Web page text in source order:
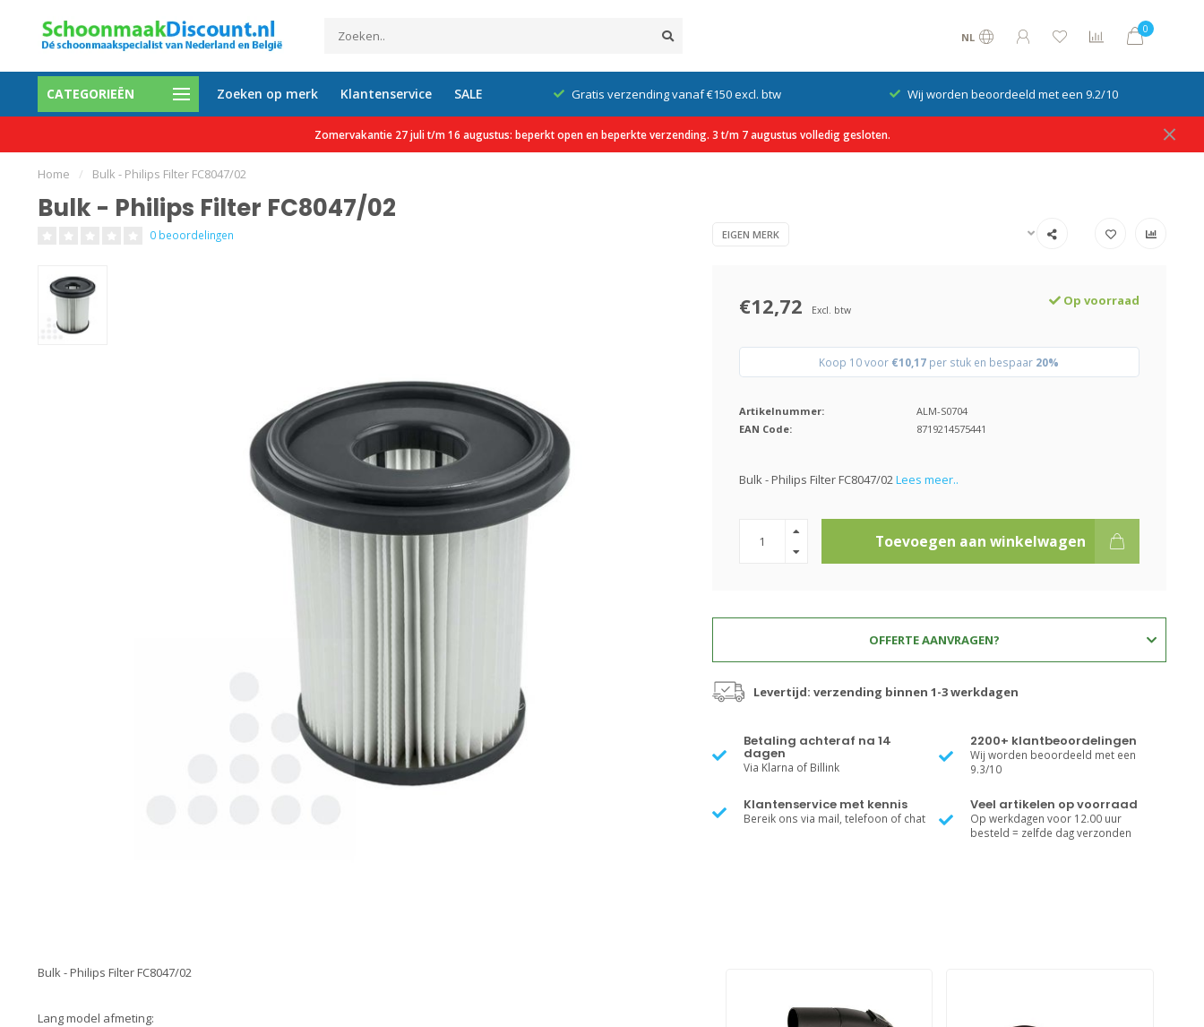
NL
0
CATEGORIEËN Zoeken op merk Klantenservice SALE
mogelijk Al meer dan 35.000 tevreden klanten Gratis verzending vanaf €150 excl. btw Wij worden beoordeeld met een 9.2/10
Zomervakantie 27 juli t/m 16 augustus: beperkt open en beperkte verzending. 3 t/m 7 augustus volledig gesloten.
Home / Bulk - Philips Filter FC8047/02
Bulk - Philips Filter FC8047/02
0 beoordelingen EIGEN MERK
€12,72 Excl. btw
Op voorraad
Koop 10 voor €10,17 per stuk en bespaar 20%
Artikelnummer:
ALM-S0704
EAN Code:
8719214575441
Bulk - Philips Filter FC8047/02Lees meer..
Toevoegen aan winkelwagen
OFFERTE AANVRAGEN?
Levertijd: verzending binnen 1-3 werkdagen
Betaling achteraf na 14
dagen
Via Klarna of Billink
2200+ klantbeoordelingen
Wij worden beoordeeld met een
9.3/10
Klantenservice met kennis
Bereik ons via mail, telefoon of chat
Veel artikelen op voorraad
Op werkdagen voor 12.00 uur
besteld = zelfde dag verzonden
Bulk - Philips Filter FC8047/02
Lang model afmeting: